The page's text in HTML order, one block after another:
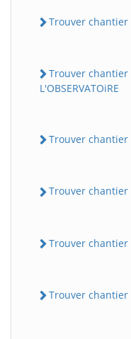
Trouver chantier
Trouver chantier
L'OBSERVATOiRE
Trouver chantier
Trouver chantier
Trouver
Trouver chantier